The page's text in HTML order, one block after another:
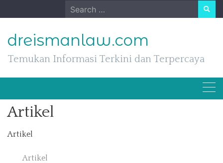
to
Search
for:
dreismanlaw.com
Temukan Informasi Terkini dan Terpercaya
Artikel
Artikel
Artikel